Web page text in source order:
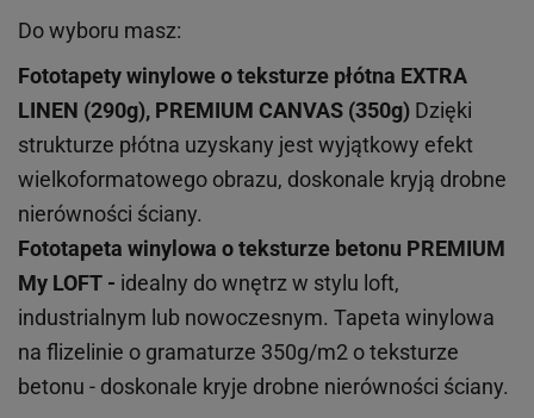
Do wyboru masz:
Fototapety winylowe oteksturze płótna EXTRA
LINEN (290g), PREMIUM CANVAS (350g) Dzięki
strukturze płótna uzyskany jest wyjątkowy efekt
wielkoformatowego obrazu, doskonale kryją drobne
nierówności ściany.
Fototapeta winylowa oteksturze betonu PREMIUM
My LOFT - idealny do wnętrz w stylu loft,
industrialnym lub nowoczesnym. Tapeta winylowa
na flizelinie o gramaturze 350g/m2 o teksturze
betonu - doskonale kryje drobne nierówności ściany.